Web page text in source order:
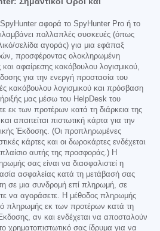
αφορά το SpyHunter Pro ή το
πολλαπλές συσκευές (όπως
σελίδα αγοράς) για μια εφάπαξ
προσφέροντας ολοκληρωμένη
και αφαίρεσης κακόβουλου λογισμικού,
για την ενεργή προστασία του
κακόβουλου λογισμικού και πρόσβαση
μας μέσω του HelpDesk του
εκ των προτέρων κατά τη διάρκεια της
απαιτείται πιστωτική κάρτα για την
Έκδοσης. (Οι προπληρωμένες
κάρτες και οι δωροκάρτες ενδέχεται
αυτής της προσφοράς.) Η
σας είναι να διασφαλιστεί η
ασφαλείας κατά τη μετάβασή σας
σε μια συνδρομή επί πληρωμή, σε
να αγοράσετε. Η μέθοδος πληρωμής
πληρωμής εκ των προτέρων κατά τη
αν και ενδέχεται να αποσταλούν
χρηματοπιστωτικό σας ίδρυμα για να